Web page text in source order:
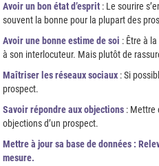
Avoir un bon état d’esprit : Le sourire
souvent la bonne pour la plupart des
Avoir une bonne estime de soi : Être à
à son interlocuteur. Mais plutôt de
Maîtriser les réseaux sociaux : Si
prospect.
Savoir répondre aux objections : Mettre
objections d’un prospect.
Mettre à jour sa base de données :
mesure.